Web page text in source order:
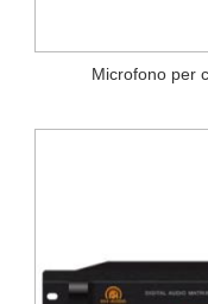
Microfono per